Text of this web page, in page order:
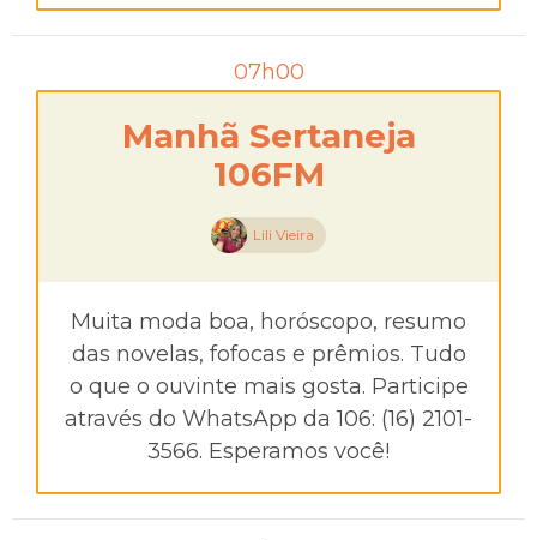
07h00
Manhã Sertaneja
106FM
Lili Vieira
Muita moda boa, horóscopo, resumo
das novelas, fofocas e prêmios. Tudo
o que o ouvinte mais gosta. Participe
através do WhatsApp da 106: (16) 2101-
3566. Esperamos você!